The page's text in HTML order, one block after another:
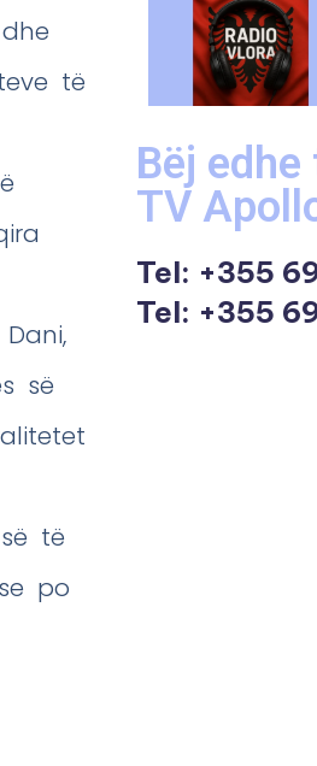
të
së
të
po
Bëj
TV
Tel: +355
Tel: +355